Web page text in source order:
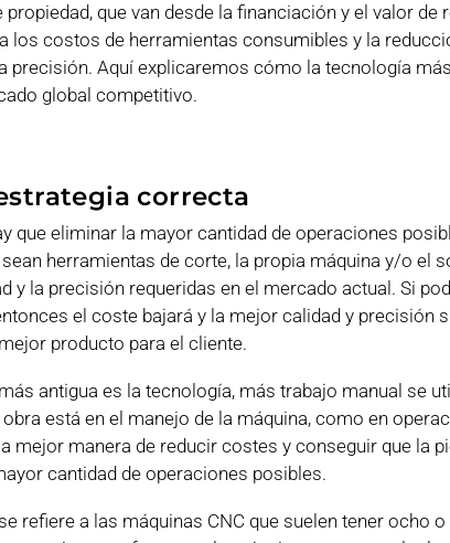
que van desde la financiación y el valor de
los costos de herramientas consumibles y la
precisión. Aquí explicaremos cómo la tecnología
global competitivo.
correcta
que eliminar la mayor cantidad de operaciones
herramientas de corte, la propia máquina y/o el
y la precisión requeridas en el mercado actual. Si
el coste bajará y la mejor calidad y precisión
producto para el cliente.
antigua es la tecnología, más trabajo manual se
está en el manejo de la máquina, como en
mejor manera de reducir costes y conseguir que la
cantidad de operaciones posibles.
refiere a las máquinas CNC que suelen tener ocho